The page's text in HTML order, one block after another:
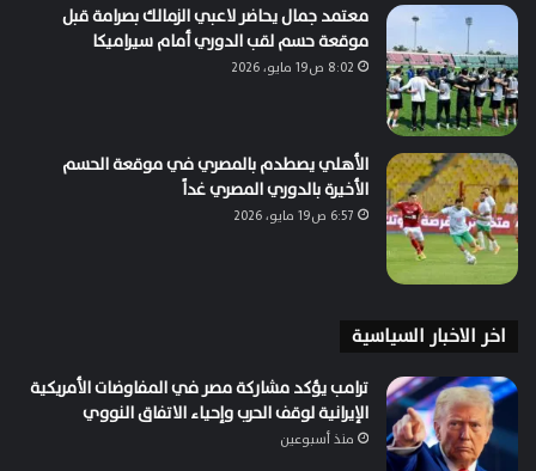
معتمد جمال يحاضر لاعبي الزمالك بصرامة قبل
موقعة حسم لقب الدوري أمام سيراميكا
8:02 ص19 مايو، 2026
الأهلي يصطدم بالمصري في موقعة الحسم
الأخيرة بالدوري المصري غداً
6:57 ص19 مايو، 2026
اخر الاخبار السياسية
ترامب يؤكد مشاركة مصر في المفاوضات الأمريكية
الإيرانية لوقف الحرب وإحياء الاتفاق النووي
منذ أسبوعين